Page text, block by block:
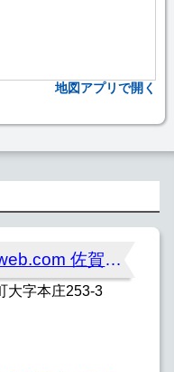
地図アプリで開く
家電住まいる館×YAMADA web.com 佐賀南部バイパス店
大字本庄253-3